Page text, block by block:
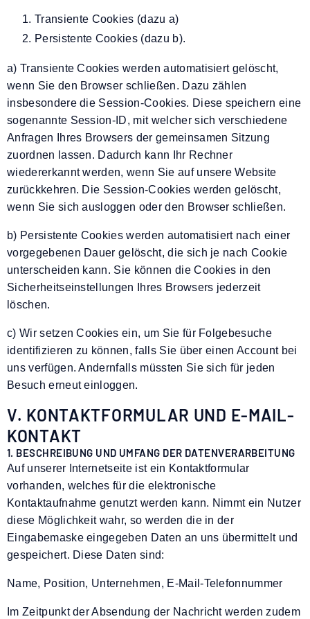
Transiente Cookies (dazu a)
Persistente Cookies (dazu b).
a) Transiente Cookies werden automatisiert gelöscht,
wenn Sie den Browser schließen. Dazu zählen
insbesondere die Session-Cookies. Diese speichern eine
sogenannte Session-ID, mit welcher sich verschiedene
Anfragen Ihres Browsers der gemeinsamen Sitzung
zuordnen lassen. Dadurch kann Ihr Rechner
wiedererkannt werden, wenn Sie auf unsere Website
zurückkehren. Die Session-Cookies werden gelöscht,
wenn Sie sich ausloggen oder den Browser schließen.
b) Persistente Cookies werden automatisiert nach einer
vorgegebenen Dauer gelöscht, die sich je nach Cookie
unterscheiden kann. Sie können die Cookies in den
Sicherheitseinstellungen Ihres Browsers jederzeit
löschen.
c) Wir setzen Cookies ein, um Sie für Folgebesuche
identifizieren zu können, falls Sie über einen Account bei
uns verfügen. Andernfalls müssten Sie sich für jeden
Besuch erneut einloggen.
V. KONTAKTFORMULAR UND E-MAIL-
KONTAKT
1. BESCHREIBUNG UND UMFANG DER DATENVERARBEITUNG
Auf unserer Internetseite ist ein Kontaktformular
vorhanden, welches für die elektronische
Kontaktaufnahme genutzt werden kann. Nimmt ein Nutzer
diese Möglichkeit wahr, so werden die in der
Eingabemaske eingegeben Daten an uns übermittelt und
gespeichert. Diese Daten sind:
Name, Position, Unternehmen, E-Mail-Telefonnummer
Im Zeitpunkt der Absendung der Nachricht werden zudem